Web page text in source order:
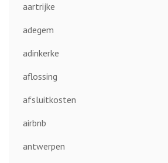
aartrijke
adegem
adinkerke
aflossing
afsluitkosten
airbnb
antwerpen